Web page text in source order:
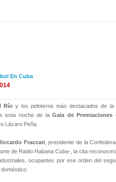
En Cuba
Río y los peloteros más destacados de
esta noche de laGala de Premiaciones
Lázaro Peña.
Fraccari, presidente de la
de Radio Habana Cuba-, la cita
ocupantes por ese orden del